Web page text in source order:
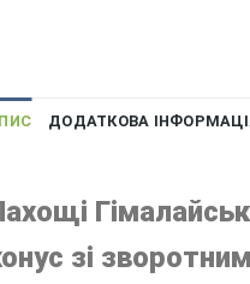
ДОДАТКОВА
зі